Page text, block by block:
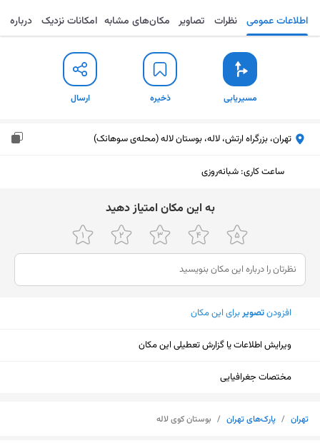
مسیریابی ذخیره ارسال اطلاعات عمومی نظرات تصاویر مکان‌های مشابه امکانات نزدیک درباره
مسیریابی ذخیره ارسال
تهران، بزرگراه ارتش، لاله، بوستان لاله (محله‌ی سوهانک)
ساعت کاری: شبانه‌روزی
ﺑﻪ اﯾﻦ ﻣﮑﺎن اﻣﺘﯿﺎز دﻫﯿﺪ
افزودنتصویربرای این مکان
ویرایش اطلاعات یا گزارش تعطیلی این مکان
مختصات جغرافیایی
تهران / پارک‌های تهران / بوستان کوی لاله